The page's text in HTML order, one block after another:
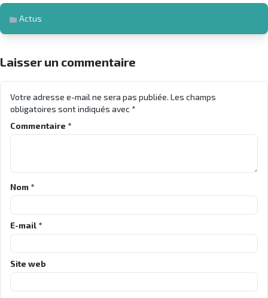
Actus
Laisser un commentaire
Votre adresse e-mail ne sera pas publiée. Les champs
obligatoires sont indiqués avec*
Commentaire *
Nom *
E-mail *
Site web